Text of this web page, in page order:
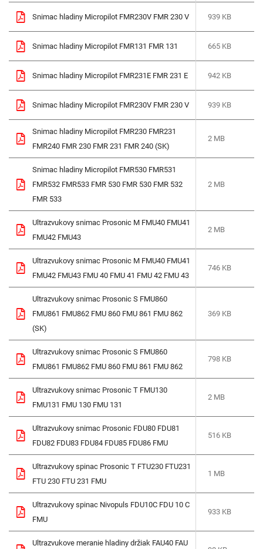
Snimac hladiny Micropilot FMR230V FMR 230 V 939 KB
Snimac hladiny Micropilot FMR131 FMR 131 665 KB
Snimac hladiny Micropilot FMR231E FMR 231 E 942 KB
Snimac hladiny Micropilot FMR230V FMR 230 V 939 KB
Snimac hladiny Micropilot FMR230 FMR231
FMR240 FMR 230 FMR 231 FMR 240 (SK)
2 MB
Snimac hladiny Micropilot FMR530 FMR531
FMR532 FMR533 FMR 530 FMR 530 FMR 532
FMR 533
2 MB
Ultrazvukovy snimac Prosonic M FMU40 FMU41
FMU42 FMU43
2 MB
Ultrazvukovy snimac Prosonic M FMU40 FMU41
FMU42 FMU43 FMU 40 FMU 41 FMU 42 FMU 43
746 KB
Ultrazvukovy snimac Prosonic S FMU860
FMU861 FMU862 FMU 860 FMU 861 FMU 862
(SK)
369 KB
Ultrazvukovy snimac Prosonic S FMU860
FMU861 FMU862 FMU 860 FMU 861 FMU 862
798 KB
Ultrazvukovy snimac Prosonic T FMU130
FMU131 FMU 130 FMU 131
2 MB
Ultrazvukovy snimac Prosonic FDU80 FDU81
FDU82 FDU83 FDU84 FDU85 FDU86 FMU
516 KB
Ultrazvukovy spinac Prosonic T FTU230 FTU231
FTU 230 FTU 231 FMU
1 MB
Ultrazvukovy spinac Nivopuls FDU10C FDU 10 C
FMU
933 KB
Ultrazvukove meranie hladiny držiak FAU40 FAU